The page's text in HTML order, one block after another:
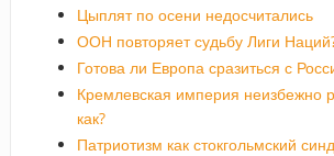
Цыплят по осени недосчитались
ООН повторяет судьбу Лиги
Готова ли Европа сразиться с
Кремлевская империя неизбежно
как?
Патриотизм как стокгольмский